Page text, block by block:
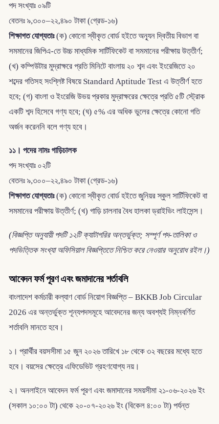
পদ সংখ্যাঃ ০৯টি
বেতনঃ ৯,৩০০–২২,৪৯০ টাকা (গ্রেড-১৬)
শিক্ষাগত যোগ্যতাঃ(ক) কোনো স্বীকৃত বোর্ড হইতে অন্যূন দ্বিতীয় বিভাগ বা
সমমানের জিপিএ-তে উচ্চ মাধ্যমিক সার্টিফিকেট বা সমমানের পরীক্ষায় উত্তীর্ণ;
(খ) কম্পিউটার মুদ্রাক্ষরে প্রতি মিনিটে বাংলায় ২০ শব্দ এবং ইংরেজিতে ২০
শব্দের গতিসহ সংশ্লিষ্ট বিষয়ে Standard Aptitude Test এ উত্তীর্ণ হতে
হবে; (গ) বাংলা ও ইংরেজি উভয় প্রকার মুদ্রাক্ষরের ক্ষেত্রে প্রতি ৫টি স্ট্রোক
একটি শব্দ হিসেবে গণ্য হবে; (ঘ) ৫% এর অধিক ভুলের ক্ষেত্রে কোনো গতি
অর্জন করেননি বলে গণ্য হবে।
১১। পদের নামঃ গাড়িচালক
পদ সংখ্যাঃ ০২টি
বেতনঃ ৯,৩০০–২২,৪৯০ টাকা (গ্রেড-১৬)
শিক্ষাগত যোগ্যতাঃ(ক) কোনো স্বীকৃত বোর্ড হইতে জুনিয়র স্কুল সার্টিফিকেট বা
সমমানের পরীক্ষায় উত্তীর্ণ; (খ) গাড়ি চালনার বৈধ হালকা ড্রাইভিং লাইসেন্স।
(বিজ্ঞপ্তি অনুযায়ী পদটি ১২টি ক্যাটাগরির অন্তর্ভুক্ত; সম্পূর্ণ পদ-তালিকা ও
পদভিত্তিক সংখ্যা অফিসিয়াল বিজ্ঞপ্তিতে নিশ্চিত করে নেওয়ার অনুরোধ রইল।)
আবেদন ফর্ম পূরণ এবং জমাদানের শর্তাবলি
বাংলাদেশ কর্মচারী কল্যাণ বোর্ড নিয়োগ বিজ্ঞপ্তি – BKKB Job Circular
2026 এর অন্তর্ভুক্ত শূন্যপদসমূহে আবেদনের জন্য অবশ্যই নিম্নবর্ণিত
শর্তাবলি মানতে হবে।
১। প্রার্থীর বয়সসীমা ১৫ জুন ২০২৬ তারিখে ১৮ থেকে ৩২ বছরের মধ্যে হতে
হবে। বয়সের ক্ষেত্রে এফিডেভিট গ্রহণযোগ্য নয়।
২। অনলাইনে আবেদন ফর্ম পূরণ এবং জমাদানের সময়সীমা ২১-০৬-২০২৬ ইং
(সকাল ১০:০০ টা) থেকে ২০-০৭-২০২৬ ইং (বিকেল ৪:০০ টা) পর্যন্ত